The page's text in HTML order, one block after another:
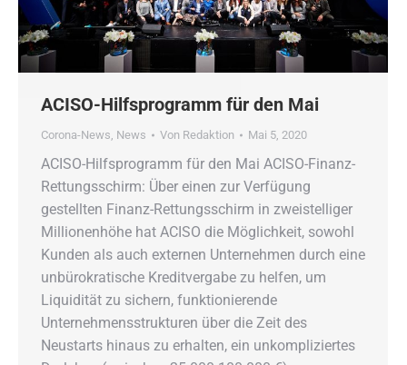
ACISO-Hilfsprogramm für den Mai
Corona-News, News Von Redaktion Mai 5, 2020
ACISO-Hilfsprogramm für den Mai ACISO-Finanz-
Rettungsschirm: Über einen zur Verfügung
gestellten Finanz-Rettungsschirm in zweistelliger
Millionenhöhe hat ACISO die Möglichkeit, sowohl
Kunden als auch externen Unternehmen durch eine
unbürokratische Kreditvergabe zu helfen, um
Liquidität zu sichern, funktionierende
Unternehmensstrukturen über die Zeit des
Neustarts hinaus zu erhalten, ein unkompliziertes